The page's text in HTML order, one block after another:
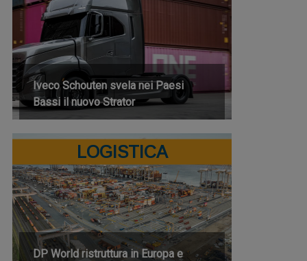
Iveco Schouten svela nei Paesi
Bassi il nuovo Strator
LOGISTICA
DP World ristruttura in Europa e